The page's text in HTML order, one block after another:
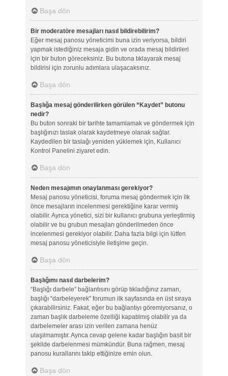
Başa dön
Bir moderatöre mesajları nasıl bildirebilirim?
Eğer mesaj panosu yöneticimi buna izin veriyorsa, bildiri
yapmak istediğiniz mesaja gidin ve orada mesaj bildirileri
için bir buton göreceksiniz. Bu butona tıklayarak mesaj
bildirisi için zorunlu adımlara ulaşacaksınız.
Başa dön
Başlığa mesaj gönderilirken görülen “Kaydet” butonu
nedir?
Bu buton sonraki bir tarihte tamamlamak ve göndermek için
başlığınızı taslak olarak kaydetmeye olanak sağlar.
Kaydedilen bir taslağı yeniden yüklemek için, Kullanıcı
Kontrol Panelini ziyaret edin.
Başa dön
Neden mesajımın onaylanması gerekiyor?
Mesaj panosu yöneticisi, foruma mesaj göndermek için ilk
önce mesajların incelenmesi gerektiğine karar vermiş
olabilir. Ayrıca yönetici, sizi bir kullanıcı grubuna yerleştirmiş
olabilir ve bu grubun mesajları gönderilmeden önce
incelenmesi gerekiyor olabilir. Daha fazla bilgi için lütfen
mesaj panosu yöneticisiyle iletişime geçin.
Başa dön
Başlığımı nasıl darbelerim?
“Başlığı darbele” bağlantısını görüp tıkladığınız zaman,
başlığı “darbeleyerek” forumun ilk sayfasında en üst sıraya
çıkarabilirsiniz. Fakat, eğer bu bağlantıyı göremiyorsanız, o
zaman başlık darbeleme özelliği kapatılmış olabilir ya da
darbelemeler arası izin verilen zamana henüz
ulaşılmamıştır. Ayrıca cevap gelene kadar başlığın basit bir
şekilde darbelenmesi mümkündür. Buna rağmen, mesaj
panosu kurallarını takip ettiğinize emin olun.
Başa dön